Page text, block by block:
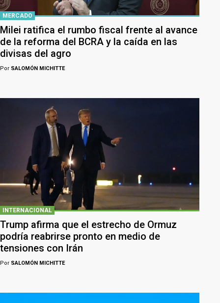
MERCADO
Milei ratifica el rumbo fiscal frente al avance
de la reforma del BCRA y la caída en las
divisas del agro
Por SALOMÓN MICHITTE
INTERNACIONAL
Trump afirma que el estrecho de Ormuz
podría reabrirse pronto en medio de
tensiones con Irán
Por SALOMÓN MICHITTE